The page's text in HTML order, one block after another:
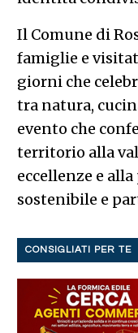
Il Comune di
famiglie e
giorni che
tra natura,
evento che
territorio alla
eccellenze e
sostenibile e
CONSIGLIATI PER TE